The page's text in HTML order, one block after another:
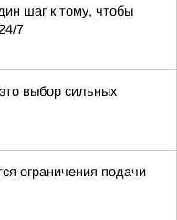
шаг к тому, чтобы
7
выбор сильных
ограничения подачи